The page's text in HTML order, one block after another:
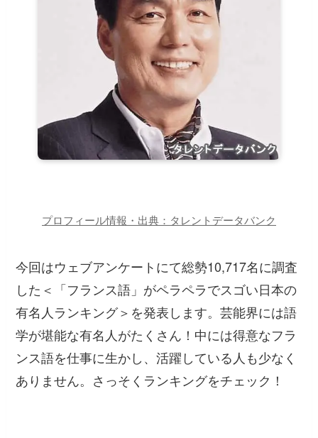
プロフィール情報・出典：タレントデータバンク
今回はウェブアンケートにて総勢10,717名に調査
した＜「フランス語」がペラペラでスゴい日本の
有名人ランキング＞を発表します。芸能界には語
学が堪能な有名人がたくさん！中には得意なフラ
ンス語を仕事に生かし、活躍している人も少なく
ありません。さっそくランキングをチェック！